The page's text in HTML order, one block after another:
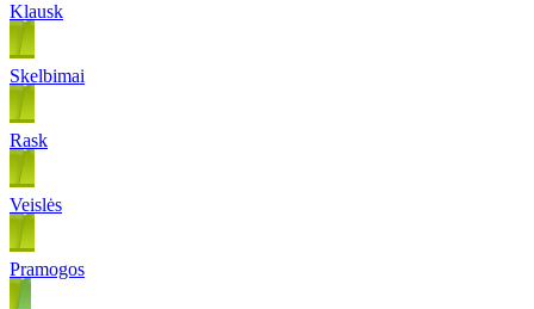
Klausk
Skelbimai
Rask
Veislės
Pramogos